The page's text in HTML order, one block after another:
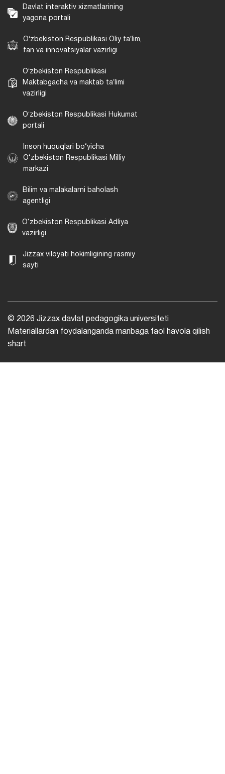
Davlat interaktiv xizmatlarining
yagona portali
Oʻzbekiston Respublikasi Oliy taʼlim,
fan va innovatsiyalar vazirligi
Oʻzbekiston Respublikasi
Maktabgacha va maktab taʼlimi
vazirligi
Oʻzbekiston Respublikasi Hukumat
portali
Inson huquqlari bo‘yicha
O‘zbekiston Respublikasi Milliy
markazi
Bilim va malakalarni baholash
agentligi
O‘zbekiston Respublikasi Adliya
vazirligi
Jizzax viloyati hokimligining rasmiy
sayti
© 2026 Jizzax davlat pedagogika universiteti
Materiallardan foydalanganda manbaga faol havola qilish
shart